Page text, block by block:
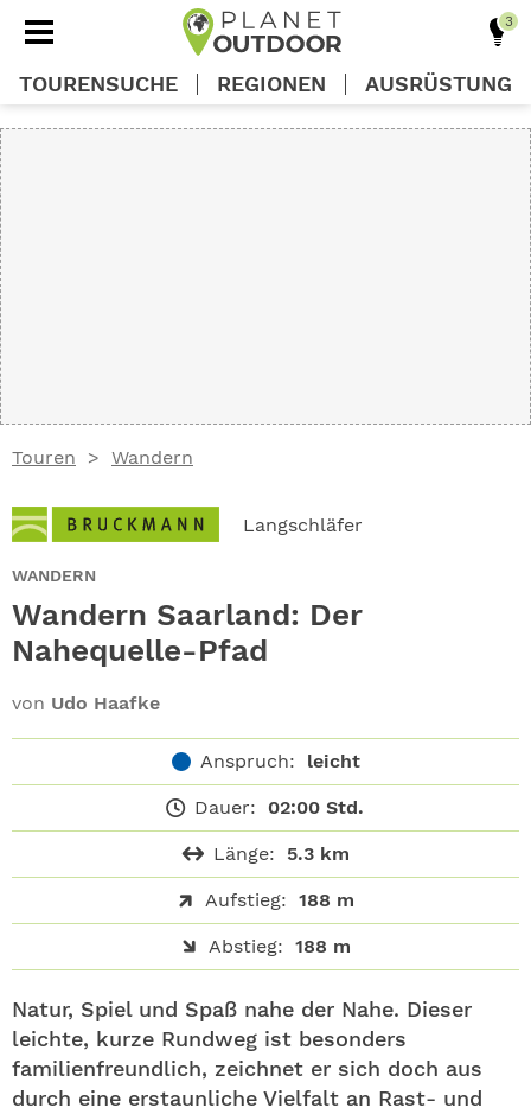
Touren Wandern
Langschläfer
WANDERN
Wandern Saarland: Der
Nahequelle-Pfad
von Udo Haafke
Anspruch: leicht
Dauer: 02:00 Std.
Länge: 5.3 km
Aufstieg: 188 m
Abstieg: 188 m
Natur, Spiel und Spaß nahe der Nahe. Dieser
leichte, kurze Rundweg ist besonders
familienfreundlich, zeichnet er sich doch aus
durch eine erstaunliche Vielfalt an Rast- und
TOURENSUCHE REGIONEN AUSRÜSTUNG
ABO
GEWINNEN
NEWSLETTER
SHOP